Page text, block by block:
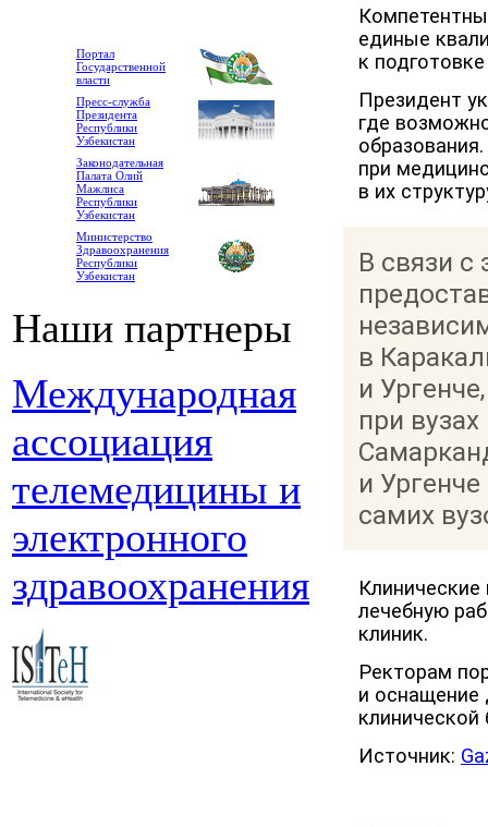
Портал
Государственной
власти
Пресс-служба
Президента
Республики
Узбекистан
Законодательная
Палата Олий
Мажлиса
Республики
Узбекистан
Министерство
Здравоохранения
Республики
Узбекистан
Наши партнеры
Международная
ассоциация
телемедицины и
электронного
здравоохранения
единые
к
Президент
где
при
в их
В связи с
в
и
при
и
самих
лечебную
клиник.
Ректорам
и оснащение
клинической
Источник: